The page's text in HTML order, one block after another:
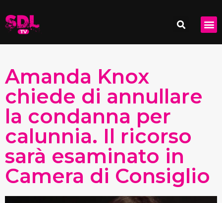
Amanda Knox
chiede di annullare
la condanna per
calunnia. Il ricorso
sarà esaminato in
Camera di Consiglio